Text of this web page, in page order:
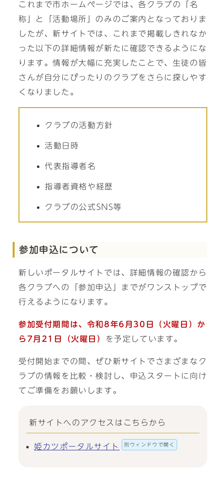
これまで市ホームページでは、各クラブの「名
称」と「活動場所」のみのご案内となっておりま
したが、新サイトでは、これまで掲載しきれなか
った以下の詳細情報が新たに確認できるようにな
ります。情報が大幅に充実したことで、生徒の皆
さんが自分にぴったりのクラブをさらに探しやす
くなりました。
クラブの活動方針
活動日時
代表指導者名
指導者資格や経歴
クラブの公式SNS等
参加申込について
新しいポータルサイトでは、詳細情報の確認から
各クラブへの「参加申込」までがワンストップで
行えるようになります。
参加受付期間は、令和8年6月30日（火曜日）か
ら7月21日（火曜日）
を予定しています。
受付開始までの間、ぜひ新サイトでさまざまなク
ラブの情報を比較・検討し、申込スタートに向け
てご準備をお願いします。
新サイトへのアクセスはこちらから
姫カツポータルサイト 別ウィンドウで開く